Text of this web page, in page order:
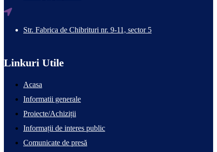
Str. Fabrica de Chibrituri nr. 9-11, sector 5
Linkuri Utile
Acasa
Informatii generale
Proiecte/Achiziții
Informații de interes public
Comunicate de presă